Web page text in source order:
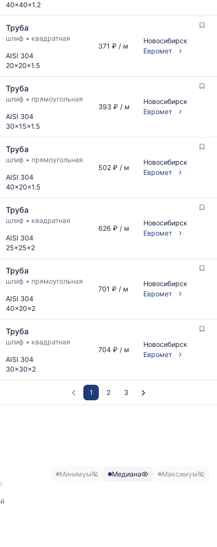
40x40x1.2
Труба
шлиф • квадратная
AISI 304
20x20x1.5
371 ₽ / м
Новосибирск
Евромет
›
Труба
шлиф • прямоугольная
AISI 304
30x15x1.5
393 ₽ / м
Новосибирск
Евромет
›
Труба
шлиф • прямоугольная
AISI 304
40x20x1.5
502 ₽ / м
Новосибирск
Евромет
›
Труба
шлиф • квадратная
AISI 304
25x25x2
626 ₽ / м
Новосибирск
Евромет
›
Труба
шлиф • прямоугольная
AISI 304
40x20x2
701 ₽ / м
Новосибирск
Евромет
›
Труба
шлиф • квадратная
AISI 304
30x30x2
704 ₽ / м
Новосибирск
Евромет
›
1 2 3
максимальной Минимум Медиана Максимум